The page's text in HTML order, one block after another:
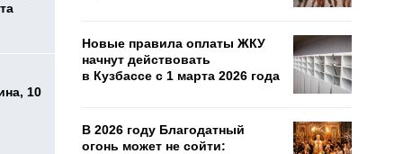
10
Новые правила оплаты ЖКУ
начнут действовать
в Кузбассе с 1 марта 2026 года
В 2026 году Благодатный
огонь может не сойти: